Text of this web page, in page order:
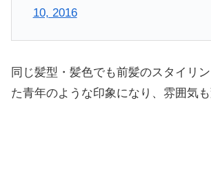
10, 2016
同じ髪型・髪色でも前髪のスタイリ
た青年のような印象になり、雰囲気も